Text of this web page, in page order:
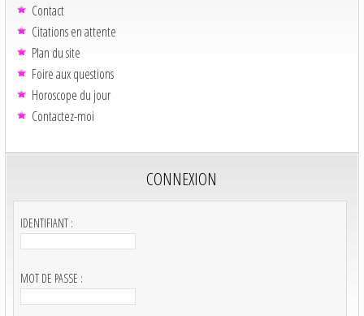
Contact
Citations en attente
Plan du site
Foire aux questions
Horoscope du jour
Contactez-moi
CONNEXION
IDENTIFIANT :
MOT DE PASSE :